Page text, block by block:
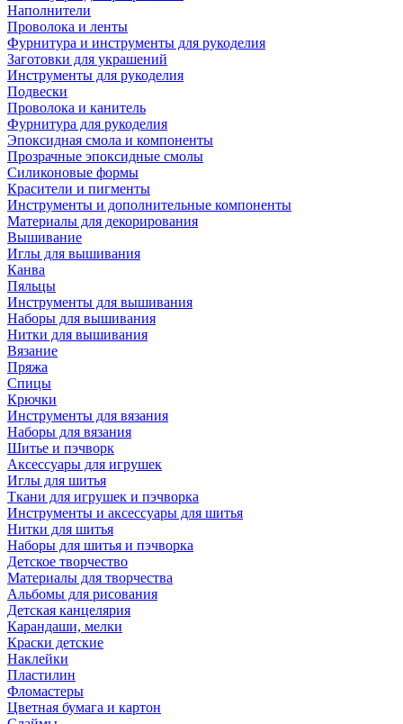
Наполнители
Проволока и ленты
Фурнитура и инструменты для рукоделия
Заготовки для украшений
Инструменты для рукоделия
Подвески
Проволока и канитель
Фурнитура для рукоделия
Эпоксидная смола и компоненты
Прозрачные эпоксидные смолы
Силиконовые формы
Красители и пигменты
Инструменты и дополнительные компоненты
Материалы для декорирования
Вышивание
Иглы для вышивания
Канва
Пяльцы
Инструменты для вышивания
Наборы для вышивания
Нитки для вышивания
Вязание
Пряжа
Спицы
Крючки
Инструменты для вязания
Наборы для вязания
Шитье и пэчворк
Аксессуары для игрушек
Иглы для шитья
Ткани для игрушек и пэчворка
Инструменты и аксессуары для шитья
Нитки для шитья
Наборы для шитья и пэчворка
Детское творчество
Материалы для творчества
Альбомы для рисования
Детская канцелярия
Карандаши, мелки
Краски детские
Наклейки
Пластилин
Фломастеры
Цветная бумага и картон